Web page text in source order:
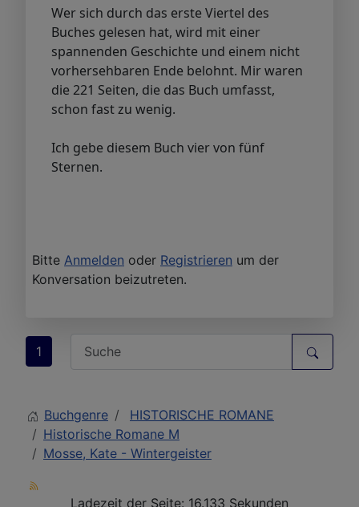
Wer sich durch das erste Viertel des
Buches gelesen hat, wird mit einer
spannenden Geschichte und einem nicht
vorhersehbaren Ende belohnt. Mir waren
die 221 Seiten, die das Buch umfasst,
schon fast zu wenig.
Ich gebe diesem Buch vier von fünf
Sternen.
Bitte Anmelden oder Registrieren um der
Konversation beizutreten.
1
Buchgenre
HISTORISCHE ROMANE
Historische Romane M
Mosse, Kate - Wintergeister
Ladezeit der Seite: 16.133 Sekunden